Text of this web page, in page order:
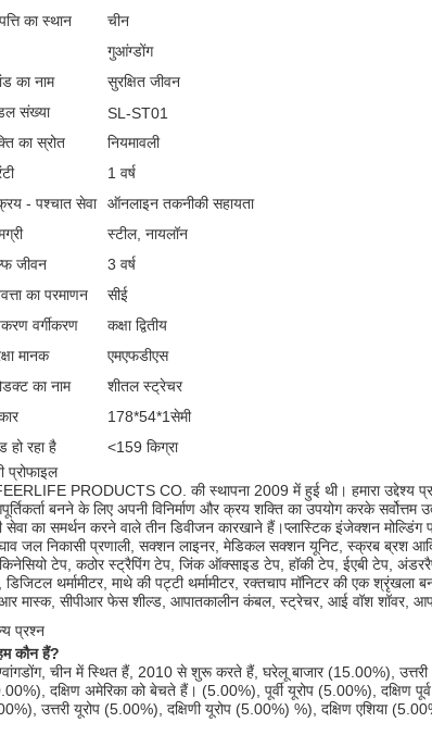
का स्थान
चीन
गुआंग्डोंग
का नाम
सुरक्षित जीवन
संख्या
SL-ST01
का स्रोत
नियमावली
1 वर्ष
- पश्चात सेवा
ऑनलाइन तकनीकी सहायता
स्टील, नायलॉन
जीवन
3 वर्ष
का परमाणन
सीई
वर्गीकरण
कक्षा द्वितीय
मानक
एमएफडीएस
का नाम
शीतल स्ट्रेचर
178*54*1सेमी
हो रहा है
<159 किग्रा
प्रोफाइल
PRODUCTS CO. की स्थापना 2009 में हुई थी। हमारा उद्देश्य
बनने के लिए अपनी विनिर्माण और क्रय शक्ति का उपयोग करके सर्वोत्तम
सेवा का समर्थन करने वाले तीन डिवीजन कारखाने हैं।प्लास्टिक इंजेक्शन
जल निकासी प्रणाली, सक्शन लाइनर, मेडिकल सक्शन यूनिट, स्क्रब ब्रश
टेप, कठोर स्ट्रैपिंग टेप, जिंक ऑक्साइड टेप, हॉकी टेप, ईएबी टेप,
थर्मामीटर, माथे की पट्टी थर्मामीटर, रक्तचाप मॉनिटर की एक श्रृंखला
मास्क, सीपीआर फेस शील्ड, आपातकालीन कंबल, स्ट्रेचर, आई वॉश शॉवर,
प्रश्न
कौन हैं?
चीन में स्थित हैं, 2010 से शुरू करते हैं, घरेलू बाजार (15.00%),
दक्षिण अमेरिका को बेचते हैं। (5.00%), पूर्वी यूरोप (5.00%), दक्षिण
उत्तरी यूरोप (5.00%), दक्षिणी यूरोप (5.00%) %), दक्षिण एशिया